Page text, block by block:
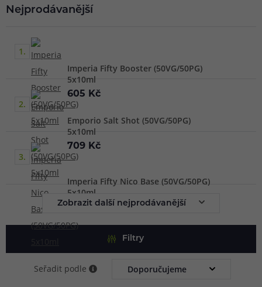
míchání s beznikotinovou bází, dosáhnete tak vámi
preferovaného výsledku v podobě přesné koncentrace
nikotinu. Použít je ale můžete i samostatně bez dalšího
míchání.
Nejprodávanější
1.
Imperia Fifty Booster (50VG/50PG)
5x10ml
605 Kč
2.
Emporio Salt Shot (50VG/50PG)
5x10ml
709 Kč
3.
Imperia Fifty Nico Base (50VG/50PG)
5x10ml
585 Kč
Zobrazit další nejprodávanější
Filtry
Seřadit podle